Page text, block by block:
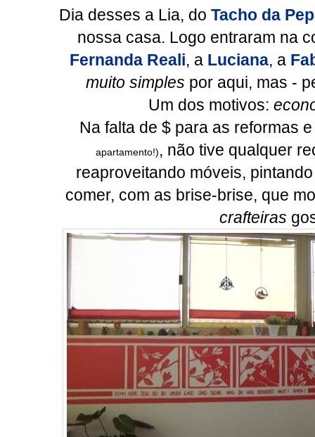
Dia desses a Lia, do Tacho da
nossa casa. Logo entraram na
Fernanda Reali, a Luciana, a
muito simples por aqui, mas -
Um dos motivos:
Na falta de $ para as reformas
apartamento!) , não tive qualquer
reaproveitando móveis,
comer, com as brise-brise, que
crafteiras